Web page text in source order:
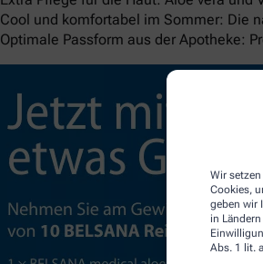
Wir
Cookies,
geben wir
in
Abs. 1 lit.
Cool und komfortabel im Sommer: Die
Optimale Passform aus der Apotheke: